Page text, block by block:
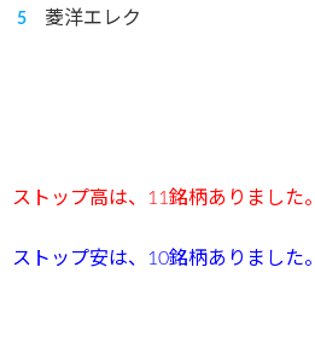
菱洋エレク
ストップ高は、11 銘柄ありました。
ストップ安は、10銘柄ありました。